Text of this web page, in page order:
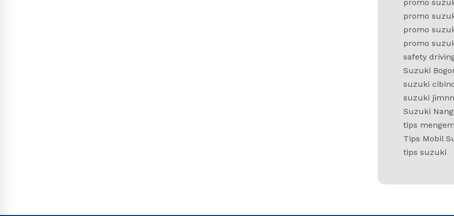
promo
promo
promo
promo
safety
Suzuki
suzuki
suzuki
Suzuki
tips
Tips Mobil
tips suzuki